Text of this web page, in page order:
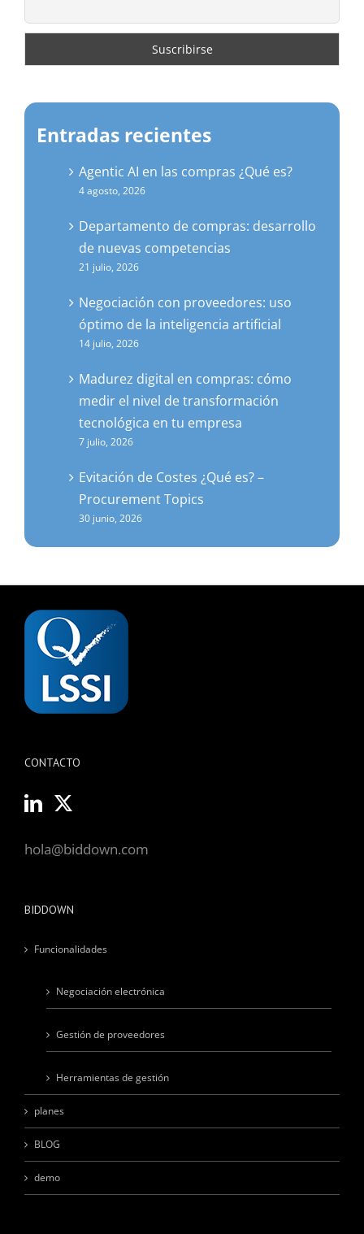
Entradas recientes
Agentic AI en las compras ¿Qué es?
4 agosto, 2026
Departamento de compras: desarrollo
de nuevas competencias
21 julio, 2026
Negociación con proveedores: uso
óptimo de la inteligencia artificial
14 julio, 2026
Madurez digital en compras: cómo
medir el nivel de transformación
tecnológica en tu empresa
7 julio, 2026
Evitación de Costes ¿Qué es? –
Procurement Topics
30 junio, 2026
CONTACTO
hola@biddown.com
BIDDOWN
Funcionalidades
Negociación electrónica
Gestión de proveedores
Herramientas de gestión
planes
BLOG
demo